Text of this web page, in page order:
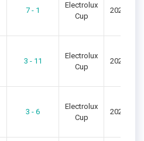
7 - 1
Electrolux
Cup
2024/
3 - 11
Electrolux
Cup
2024/
3 - 6
Electrolux
Cup
2024/